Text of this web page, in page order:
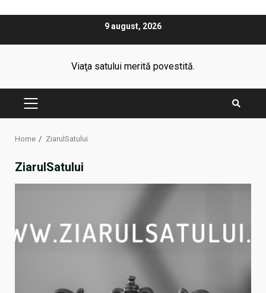
9 august, 2026
Viaţa satului merită povestită.
PRIMARY
Home ZiarulSatului
ZiarulSatului